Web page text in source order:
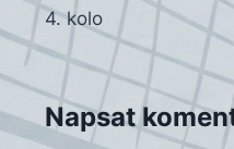
pro
příspěvek
4. kolo
Napsat